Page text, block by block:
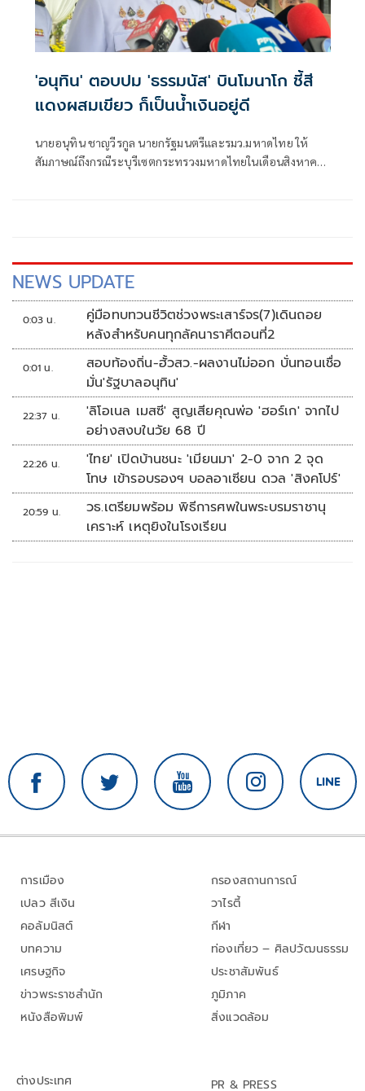
'อนุทิน' ตอบปม 'ธรรมนัส' บินโมนาโก ชี้สี
แดงผสมเขียว ก็เป็นน้ำเงินอยู่ดี
นายอนุทิน ชาญวีรกูล นายกรัฐมนตรีและรมว.มหาดไทย ให้
สัมภาษณ์ถึงกรณีระบุรีเซตกระทรวงมหาดไทยในเดือนสิงหาคม
NEWS UPDATE
0:03 น.
คู่มือทบทวนชีวิตช่วงพระเสาร์จร(7)เดินถอย
หลังสำหรับคนทุกลัคนาราศีตอนที่2
0:01 น.
สอบท้องถิ่น-ฮั้วสว.-ผลงานไม่ออก บั่นทอนเชื่อ
มั่น'รัฐบาลอนุทิน'
22:37 น.
'ลิโอเนล เมสซี' สูญเสียคุณพ่อ 'ฮอร์เก' จากไป
อย่างสงบในวัย 68 ปี
22:26 น.
'ไทย' เปิดบ้านชนะ 'เมียนมา' 2-0 จาก 2 จุด
โทษ เข้ารอบรองฯ บอลอาเซียน ดวล 'สิงคโปร์'
20:59 น.
วธ.เตรียมพร้อม พิธีการศพในพระบรมราชานุ
เคราะห์ เหตุยิงในโรงเรียน
การเมือง
เปลว สีเงิน
คอลัมนิสต์
บทความ
เศรษฐกิจ
ข่าวพระราชสำนัก
หนังสือพิมพ์
กรองสถานการณ์
วาไรตี้
กีฬา
ท่องเที่ยว – ศิลปวัฒนธรรม
ประชาสัมพันธ์
ภูมิภาค
สิ่งแวดล้อม
ต่างประเทศ PR & PRESS